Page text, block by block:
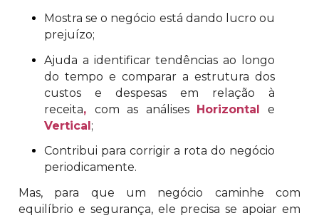
Mostra se o negócio está dando lucro ou
prejuízo;
Ajuda a identificar tendências ao longo
do tempo e comparar a estrutura dos
custos e despesas em relação à
receita, com as análises Horizontal e
Vertical;
Contribui para corrigir a rota do negócio
periodicamente.
Mas, para que um negócio caminhe com
equilíbrio e segurança, ele precisa se apoiar em